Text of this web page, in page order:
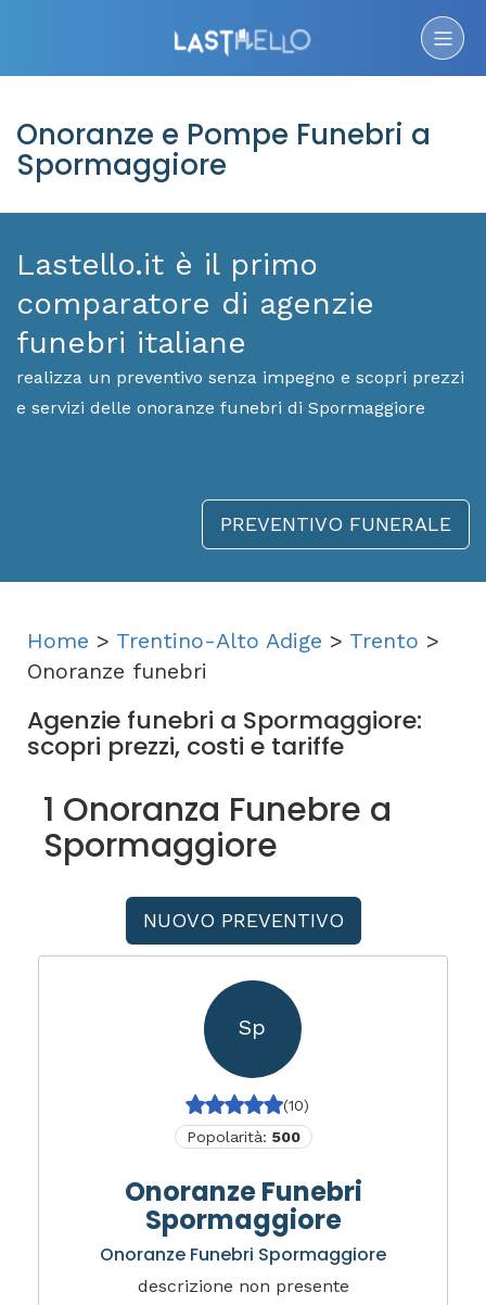
Onoranze e Pompe Funebri a
Spormaggiore
Lastello.it è il primo
comparatore di agenzie
funebri italiane
realizza un preventivo senza impegno e scopri prezzi
e servizi delle onoranze funebri di Spormaggiore
PREVENTIVO FUNERALE
Home > Trentino-Alto Adige > Trento >
Onoranze funebri
Agenzie funebri a Spormaggiore:
scopri prezzi, costi e tariffe
1 Onoranza Funebre a
Spormaggiore
NUOVO PREVENTIVO
Sp
(10)
Popolarità: 500
Onoranze Funebri
Spormaggiore
Onoranze Funebri Spormaggiore
descrizione non presente